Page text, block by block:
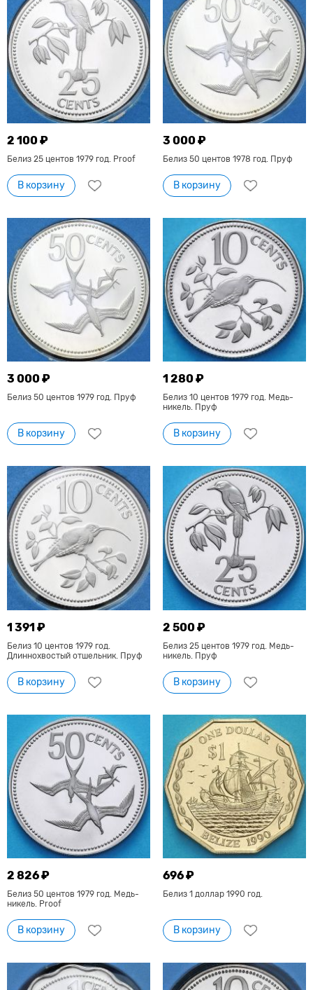
2 100 ₽
Белиз 25 центов 1979 год. Proof
В корзину
3 000 ₽
Белиз 50 центов 1978 год. Пруф
В корзину
3 000 ₽
Белиз 50 центов 1979 год. Пруф
В корзину
1 280 ₽
Белиз 10 центов 1979 год. Медь-
никель. Пруф
В корзину
1 391 ₽
Белиз 10 центов 1979 год.
Длиннохвостый отшельник. Пруф
В корзину
2 500 ₽
Белиз 25 центов 1979 год. Медь-
никель. Пруф
В корзину
2 826 ₽
Белиз 50 центов 1979 год. Медь-
никель. Proof
В корзину
696 ₽
Белиз 1 доллар 1990 год.
В корзину